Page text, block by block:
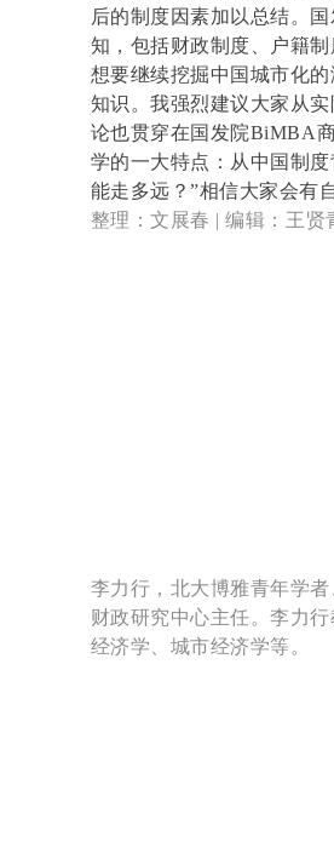
后的制度因素加以总结。
知，包括财政制度、户籍
想要继续挖掘中国城市化
知识。我强烈建议大家从
论也贯穿在国发院BiMBA
学的一大特点：从中国制
能走多远？”相信大家会有
整理：文展春 |编辑：王贤
李力行，北大博雅青年学
财政研究中心主任。李力
经济学、城市经济学等。